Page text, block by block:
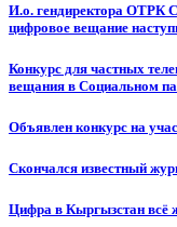
И.о. гендиректора ОТРК
цифровое вещание
Конкурс для частных
вещания в Социальном
Объявлен конкурс на
Cкончался известный
Цифра в Кыргызстан